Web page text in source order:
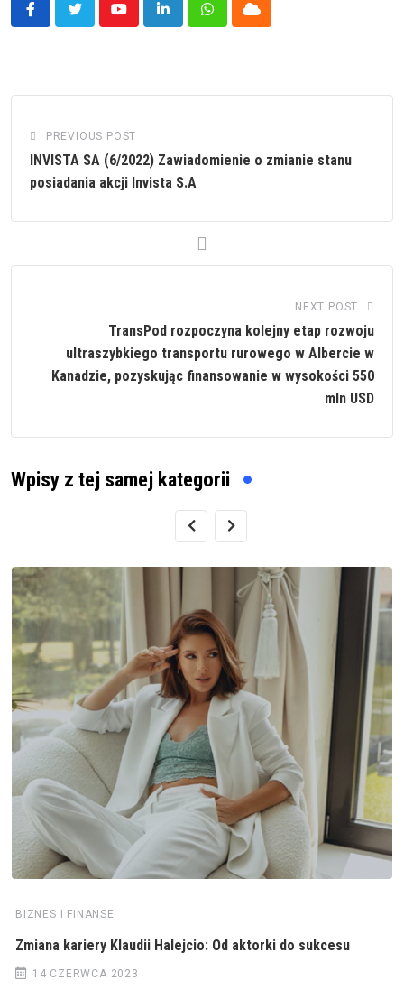
YoutubeLinkedInWhatsappCloud
PREVIOUS POST
INVISTA SA (6/2022) Zawiadomienie o zmianie stanu
posiadania akcji Invista S.A
NEXT POST
TransPod rozpoczyna kolejny etap rozwoju
ultraszybkiego transportu rurowego w Albercie w
Kanadzie, pozyskując finansowanie w wysokości 550
mln USD
Wpisy z tej samej kategorii
BIZNES I FINANSE
Zmiana kariery Klaudii Halejcio: Od aktorki do sukcesu
14 CZERWCA 2023